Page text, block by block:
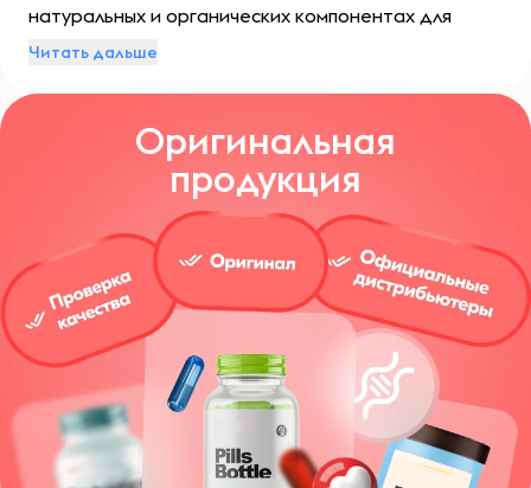
натуральных и органических компонентах для
окрашивания волос. Их продукция известна своим
используя только натуральные ингредиенты и
избегая агрессивных химических добавок.
Читать дальше
Оригинальная
продукция